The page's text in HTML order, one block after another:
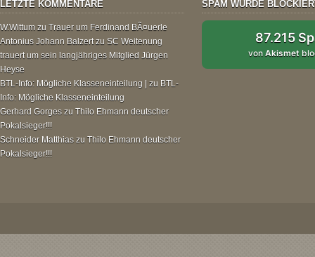
LETZTE KOMMENTARE
W.Wittum zu Trauer um Ferdinand BÃ¤uerle
Antonius Johann Balzertzu SC Weitenung
trauert um sein langjähriges Mitglied Jürgen
Heyse
BTL-Info: Mögliche Klasseneinteilung |
zu BTL-
Info: Mögliche Klasseneinteilung
Gerhard Gorges zu Thilo Ehmann deutscher
Pokalsieger!!!
Schneider Matthias zu Thilo Ehmann deutscher
Pokalsieger!!!
SPAM WURDE
87.215
vonAkismet